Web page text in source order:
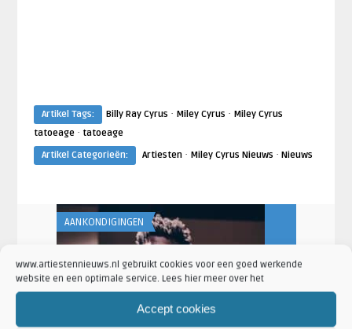
www.artiestennieuws.nl gebruikt cookies voor een goed werkende
website en een optimale service. Lees hier meer over het
Accept cookies
Artikel Tags: Billy Ray Cyrus · Miley Cyrus · Miley Cyrus
tatoeage· tatoeage
Artikel Categorieën:
Artiesten· Miley Cyrus Nieuws · Nieuws
om
AANKONDIGINGEN
Jaco
Lil Nas X wint als eerste
hiphopartiest een Country Musi ...
Top vijf